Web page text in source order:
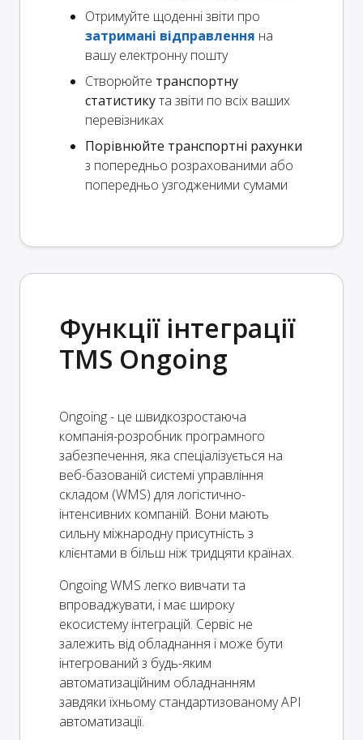
Отримуйте щоденні звіти про
затримані відправлення на
вашу електронну пошту
Створюйте транспортну
статистикута звіти по всіх ваших
перевізниках
Порівнюйте транспортні рахунки
з попередньо розрахованими або
попередньо узгодженими сумами
Функції інтеграції
TMS Ongoing
Ongoing - це швидкозростаюча
компанія-розробник програмного
забезпечення, яка спеціалізується на
веб-базованій системі управління
складом (WMS) для логістично-
інтенсивних компаній. Вони мають
сильну міжнародну присутність з
клієнтами в більш ніж тридцяти країнах.
Ongoing WMS легко вивчати та
впроваджувати, і має широку
екосистему інтеграцій. Сервіс не
залежить від обладнання і може бути
інтегрований з будь-яким
автоматизаційним обладнанням
завдяки їхньому стандартизованому API
автоматизації.